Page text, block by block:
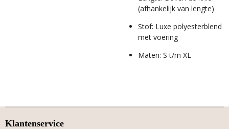
(afhankelijk van lengte)
Stof: Luxe polyesterblend
met voering
Maten: S t/m XL
Klantenservice